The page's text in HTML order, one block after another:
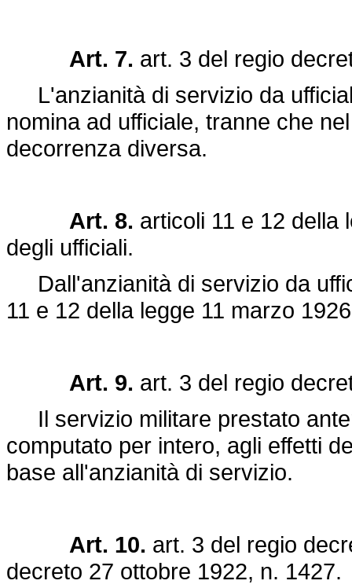
Art. 7. art. 3 del regio
L'anzianità di servizio da
nomina ad ufficiale, tranne che
decorrenza diversa.
Art. 8. articoli 11 e 12 della
degli ufficiali.
Dall'anzianità di servizio da
11 e 12 della legge 11 marzo
Art. 9. art. 3 del regio
Il servizio militare prestato
computato per intero, agli effetti
base all'anzianità di servizio.
Art. 10. art. 3 del regio
decreto 27 ottobre 1922, n. 1427.